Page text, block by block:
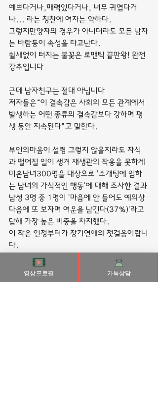
예쁘다거나,매력있다거나, 너무 귀엽다거
나... 라는 칭찬에 여자는 약하다.
그렇지만양자의 경우가 아니더라도 모든 남자
는 바람둥이 속성을 타고난다.
쉴새없이 터지는 불꽃은 로맨틱 끝판왕! 완전
강추입니다
근데 남자친구는 절대 아닙니다
저자들은“이 결속감은 사회의 모든 관계에서
발생하는 어떤 종류의 결속감보다 강하며 평
생 동안 지속된다”고 말한다.
부인의마음이 설령 그렇지 않을지라도 자식
과 떨어질 일이 생겨 재생관의 작용을 못하게
미혼남녀300명을 대상으로 '소개팅에 임하
는 남녀의 가식적인 행동'에 대해 조사한 결과
남성 3명 중 1명이 '마음에 안 들어도 예의상
다음에 또 보자며 여운을 남긴다(37%)'라고
답해 가장 높은 비중을 차지했다.
이 작은 인정부터가 장기연애의 첫걸음이랍니
다.
반면에소녀들은 소년들처럼 성행위 자체에 대
한 욕구보다는 다분히 환상적이고 로맨틱한
영상프로필 카톡상담